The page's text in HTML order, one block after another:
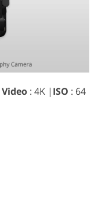
Video : 4K | ISO : 64